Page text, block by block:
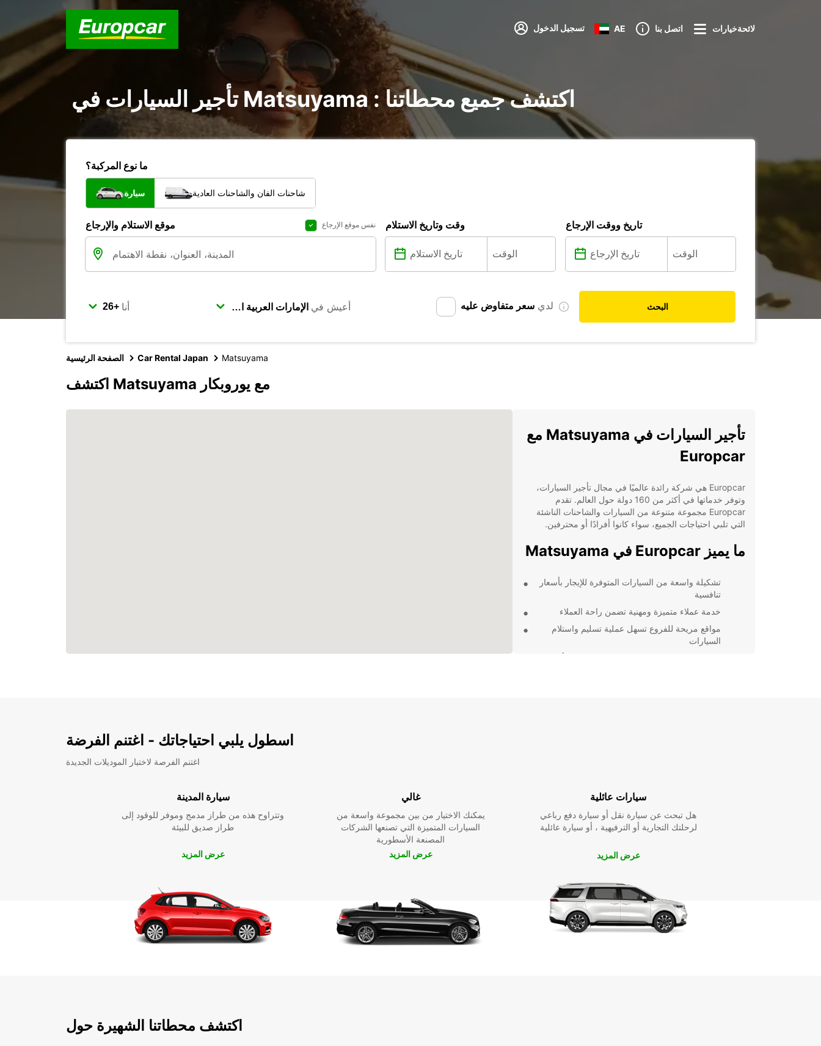
تسجيل الدخول AE اتصل بنا لائحةخيارات
تأجير السيارات في Matsuyama : اكتشف جميع محطاتنا
ما نوع المركبة؟
سيارة شاحنات الفان والشاحنات العادية
موقع الاستلام والإرجاع نفس موقع الإرجاع وقت وتاريخ الاستلام تاريخ ووقت الإرجاع
أنا أعيش في لدي سعر متفاوض عليه البحث
الصفحة الرئيسية Car Rental Japan Matsuyama
اكتشف Matsuyama مع يوروبكار
تأجير السيارات في Matsuyama مع
Europcar
Europcar هي شركة رائدة عالميًا في مجال تأجير السيارات،
وتوفر خدماتها في أكثر من 160 دولة حول العالم. تقدم
Europcar مجموعة متنوعة من السيارات والشاحنات الناشئة
التي تلبي احتياجات الجميع، سواء كانوا أفرادًا أو محترفين.
ما يميز Europcar في Matsuyama
تشكيلة واسعة من السيارات المتوفرة للإيجار بأسعار
تنافسية
خدمة عملاء متميزة ومهنية تضمن راحة العملاء
مواقع مريحة للفروع تسهل عملية تسليم واستلام
السيارات
بتجربة تأجير لا تُضاهى!
اسطول يلبي احتياجاتك - اغتنم الفرضة
اغتنم الفرصة لاختبار الموديلات الجديدة
سيارة المدينة
وتتراوح هذه من طراز مدمج وموفر للوقود إلى
طراز صديق للبيئة
عرض المزيد
غالي
يمكنك الاختيار من بين مجموعة واسعة من
السيارات المتميزة التي تصنعها الشركات
المصنعة الأسطورية
عرض المزيد
سيارات عائلية
هل تبحث عن سيارة نقل أو سيارة دفع رباعي
لرحلتك التجارية أو الترفيهية ، أو سيارة عائلية
عرض المزيد
اكتشف محطاتنا الشهيرة حول